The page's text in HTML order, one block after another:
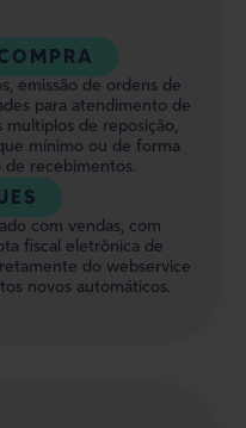
emissão de ordens de
para atendimento de
multiplos de reposição,
mínimo ou de forma
de recebimentos.
com vendas, com
fiscal eletrônica de
do webservice
novos automáticos.